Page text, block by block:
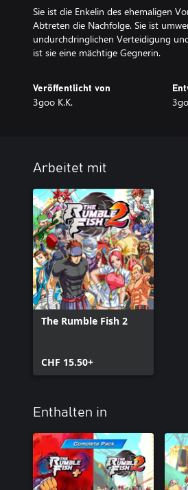
Sie ist die Enkelin des ehemaligen
Abtreten die Nachfolge. Sie ist
undurchdringlichen Verteidigung
Veröffentlicht von
3goo K.K.
Arbeitet mit
The Rumble Fish 2
CHF 15.50+
Enthalten in